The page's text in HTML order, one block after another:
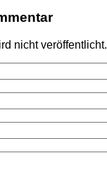
nicht veröffentlicht.